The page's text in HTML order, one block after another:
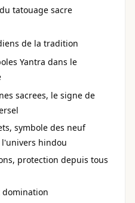
tatouage sacre
de la tradition
Yantra dans le
sacrees, le signe de
symbole des neuf
l'univers hindou
protection depuis tous
domination